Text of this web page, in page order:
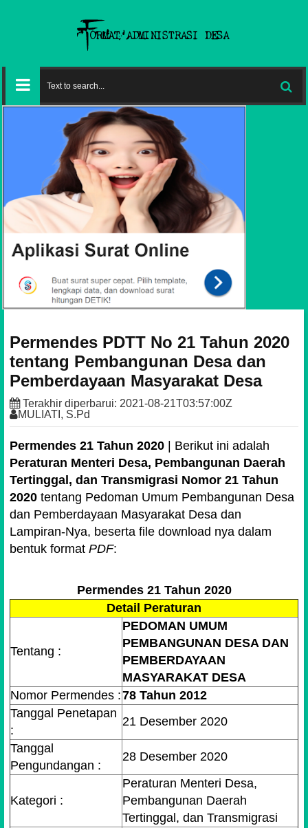
Permendes PDTT No 21 Tahun 2020
tentang Pembangunan Desa dan
Pemberdayaan Masyarakat Desa
Terakhir diperbarui: 2021-08-21T03:57:00Z
MULIATI, S.Pd
Permendes 21 Tahun 2020 | Berikut ini adalah
Peraturan Menteri Desa, Pembangunan Daerah
Tertinggal, dan Transmigrasi Nomor 21 Tahun
2020 tentang Pedoman Umum Pembangunan Desa
dan Pemberdayaan Masyarakat Desa dan
Lampiran-Nya, beserta file download nya dalam
bentuk format PDF:
Permendes 21 Tahun 2020
Detail Peraturan
Tentang :
PEDOMAN UMUM
PEMBANGUNAN DESA DAN
PEMBERDAYAAN
MASYARAKAT DESA
Nomor Permendes :78 Tahun 2012
Tanggal Penetapan
:
21 Desember 2020
Tanggal
Pengundangan :
28 Desember 2020
Kategori :
Peraturan Menteri Desa,
Pembangunan Daerah
Tertinggal, dan Transmigrasi